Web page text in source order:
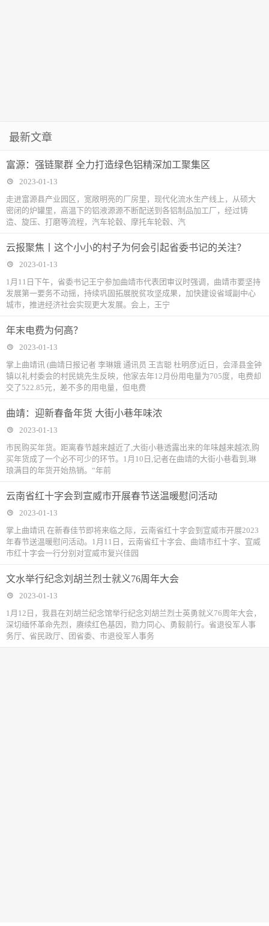
最新文章
富源：强链聚群 全力打造绿色铝精深加工聚集区
2023-01-13
走进富源县产业园区，宽敞明亮的厂房里，现代化流水生产线上，从硕大
密闭的炉罐里，高温下的铝液源源不断配送到各铝制品加工厂，经过铸
造、旋压、打磨等流程，汽车轮毂、摩托车轮毂、汽
云报聚焦丨这个小小的村子为何会引起省委书记的关注？
2023-01-13
1月11日下午，省委书记王宁参加曲靖市代表团审议时强调，曲靖市要坚持
发展第一要务不动摇，持续巩固拓展脱贫攻坚成果，加快建设省域副中心
城市，推进经济社会实现更大发展。会上，王宁
年末电费为何高？
2023-01-13
掌上曲靖讯 (曲靖日报记者 李琳娥 通讯员 王吉聪 杜明彦)近日，会泽县金钟
镇以礼村委会的村民姚先生反映，他家去年12月份用电量为705度，电费却
交了522.85元，差不多的用电量，但电费
曲靖：迎新春备年货 大街小巷年味浓
2023-01-13
市民购买年货。距离春节越来越近了,大街小巷透露出来的年味越来越浓,购
买年货成了一个必不可少的环节。1月10日,记者在曲靖的大街小巷看到,琳
琅满目的年货开始热销。“年前
云南省红十字会到宣威市开展春节送温暖慰问活动
2023-01-13
掌上曲靖讯 在新春佳节即将来临之际，云南省红十字会到宣威市开展2023
年春节送温暖慰问活动。1月11日，云南省红十字会、曲靖市红十字、宣威
市红十字会一行分别对宣威市复兴佳园
文水举行纪念刘胡兰烈士就义76周年大会
2023-01-13
1月12日，我县在刘胡兰纪念馆举行纪念刘胡兰烈士英勇就义76周年大会，
深切缅怀革命先烈，赓续红色基因，勠力同心、勇毅前行。省退役军人事
务厅、省民政厅、团省委、市退役军人事务